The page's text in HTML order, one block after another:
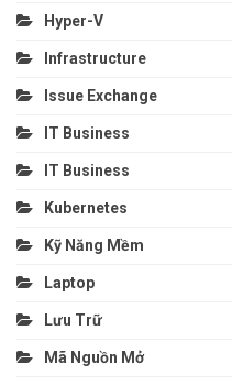
Hyper-V
Infrastructure
Issue Exchange
IT Business
IT Business
Kubernetes
Kỹ Năng Mềm
Laptop
Lưu Trữ
Mã Nguồn Mở